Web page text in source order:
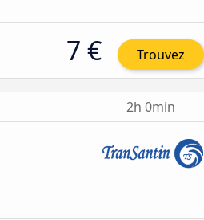
7 € Trouvez
2h 0min